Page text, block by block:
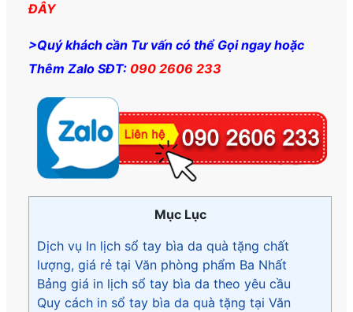
ĐÂY
>Quý khách cần Tư vấn có thể Gọi ngay hoặc
Thêm Zalo SĐT: 090 2606 233
Mục Lục
Dịch vụ In lịch sổ tay bìa da quà tặng chất
lượng, giá rẻ tại Văn phòng phẩm Ba Nhất
Bảng giá in lịch sổ tay bìa da theo yêu cầu
Quy cách in sổ tay bìa da quà tặng tại Văn